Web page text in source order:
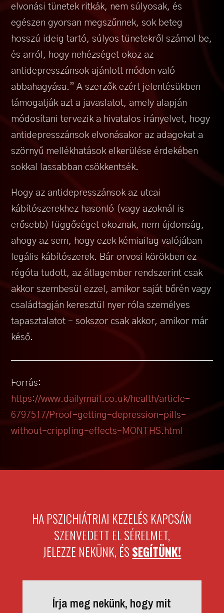
elvonási tünetek ritkák, nem súlyosak, és
egészen gyorsan megszűnnek, sok beteg
hosszú ideig tartó, súlyos tünetekről számol be,
és arról, hogy nehézséget okoz az
antidepresszánsok ajánlott módon való
abbahagyása.” A szerzők ezért jelentésükben
támogatják azt a javaslatot, amely alapján
módosítani tervezik a hivatalos irányelvet, hogy
antidepresszánsok elvonásakor az adagokat a
szörnyű mellékhatások elkerülése érdekében
sokkal lassabban csökkentsék.
Hogy az antidepresszánsok az utcai
kábítószerekhez hasonló (vagy azoknál is
erősebb) függőséget okoznak, nem újdonság,
ahogy az sem, hogy ezek kémiailag valójában
legális kábítószerek. Bár orvosi körökben ez
régóta tudott, az átlagember rendszerint csak
akkor szembesül ezzel, amikor saját bőrén vagy
családtagján keresztül nyer róla személyes
tapasztalatot – sokszor csak akkor, amikor már
késő.
Forrás:
https://www.dailymail.co.uk/health/article-
6797517/Proof-getting-depression-pills-
without-crippling-effects-MONTHS.html
HA PSZICHIÁTRIAI KEZELÉS KAPCSÁN
SZENVEDETT EL SÉRELMET,
JELEZZE NEKÜNK, ÉSSEGÍTÜNK!
Írja meg nekünk, hogy mit